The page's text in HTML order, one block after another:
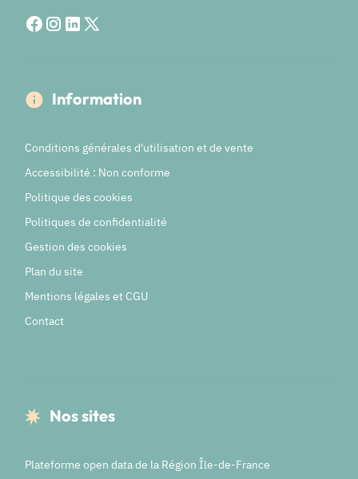
Information
Conditions générales d'utilisation et de vente
Accessibilité : Non conforme
Politique des cookies
Politiques de confidentialité
Gestion des cookies
Plan du site
Mentions légales et CGU
Contact
Nos sites
Plateforme open data de la Région Île-de-France